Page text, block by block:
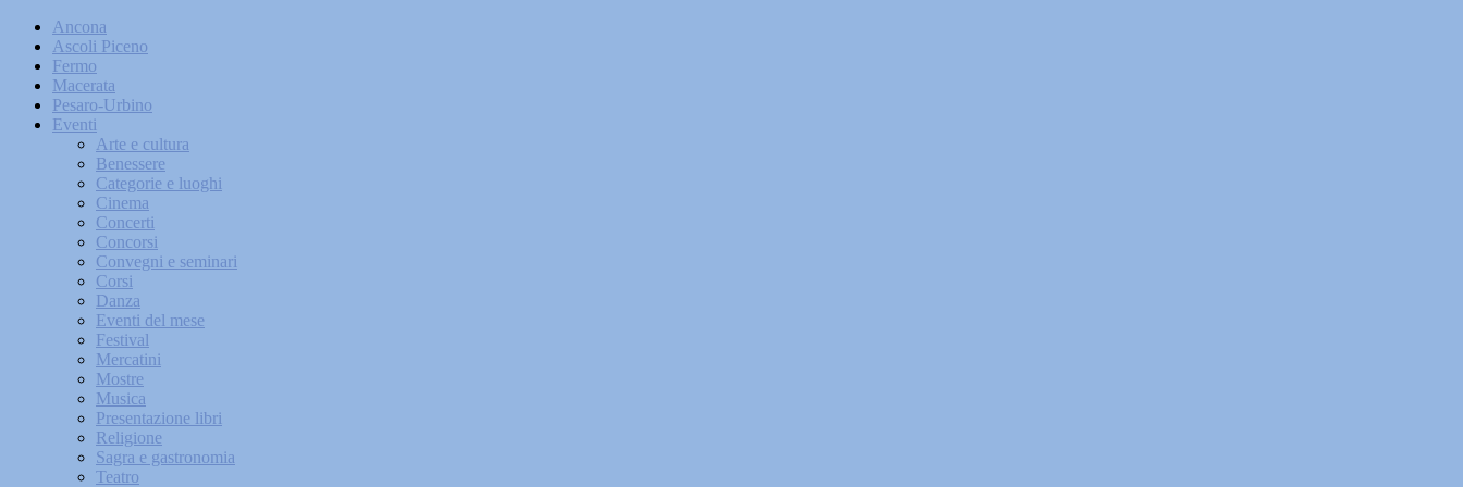
Ancona
Ascoli Piceno
Fermo
Macerata
Pesaro-Urbino
Eventi
Arte e cultura
Benessere
Categorie e luoghi
Cinema
Concerti
Concorsi
Convegni e seminari
Corsi
Danza
Eventi del mese
Festival
Mercatini
Mostre
Musica
Presentazione libri
Religione
Sagra e gastronomia
Teatro